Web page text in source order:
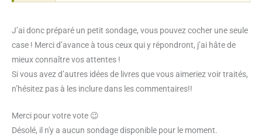
J’ai donc préparé un petit sondage, vous pouvez cocher une seule
case ! Merci d’avance à tous ceux qui y répondront, j’ai hâte de
mieux connaître vos attentes !
Si vous avez d’autres idées de livres que vous aimeriez voir traités,
n’hésitez pas à les inclure dans les commentaires!!
Merci pour votre vote 😉
Désolé, il n'y a aucun sondage disponible pour le moment.